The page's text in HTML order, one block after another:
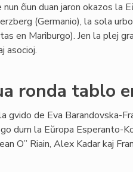
nun ĉiun duan jaron okazos la
(Germanio), la sola
en Mariburgo). Jen la plej
asocioj.
ronda tablo
gvido de Eva Barandovska-
dum la Eŭropa Esperanto-
O” Riain, Alex Kadar kaj